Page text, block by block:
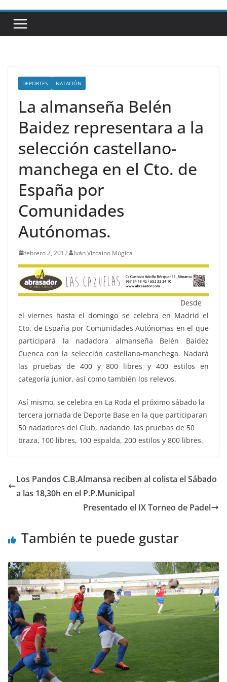
DEPORTES NATACIÓN
La almanseña Belén
Baidez representara a la
selección castellano-
manchega en el Cto. de
España por
Comunidades
Autónomas.
febrero 2, 2012 Iván Vizcaíno Múgica
Desde
el viernes hasta el domingo se celebra en Madrid el
Cto. de España por Comunidades Autónomas en el que
participará la nadadora almanseña Belén Baidez
Cuenca con la selección castellano-manchega. Nadará
las pruebas de 400 y 800 libres y 400 estilos en
categoría junior, así como también los relevos.
Así mismo, se celebra en La Roda el próximo sábado la
tercera jornada de Deporte Base en la que participaran
50 nadadores del Club, nadando las pruebas de 50
braza, 100 libres, 100 espalda, 200 estilos y 800 libres.
Los Pandos C.B.Almansa reciben al colista el Sábado
a las 18,30h en el P.P.Municipal
Presentado el IX Torneo de Padel
También te puede gustar